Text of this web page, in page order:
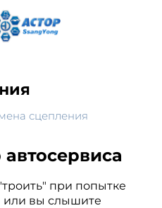
сцепления
при попытке
или вы слышите